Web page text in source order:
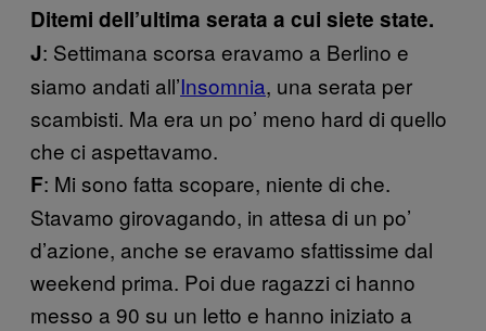
Ditemi dell’ultima serata a cui siete state.
J: Settimana scorsa eravamo a Berlino e
siamo andati all’Insomnia, una serata per
scambisti. Ma era un po’ meno hard di quello
che ci aspettavamo.
F: Mi sono fatta scopare, niente di che.
Stavamo girovagando, in attesa di un po’
d’azione, anche se eravamo sfattissime dal
weekend prima. Poi due ragazzi ci hanno
messo a 90 su un letto e hanno iniziato a